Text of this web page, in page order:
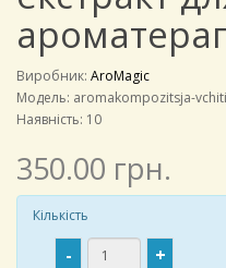
Виробник: AroMagic
Модель: aromakompozitsja-
Наявність: 10
350.00 грн.
Кількість
- +